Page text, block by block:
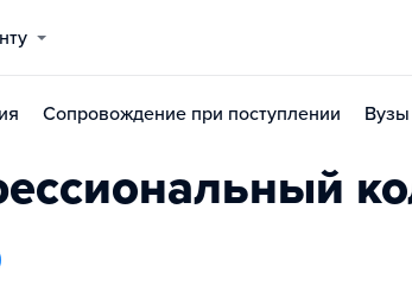
Сопровождение при поступлении Вузы